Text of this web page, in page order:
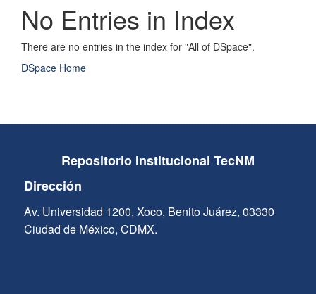
No Entries in Index
There are no entries in the index for "All of DSpace".
DSpace Home
Repositorio Institucional TecNM
Dirección
Av. Universidad 1200, Xoco, Benito Juárez, 03330
Ciudad de México, CDMX.